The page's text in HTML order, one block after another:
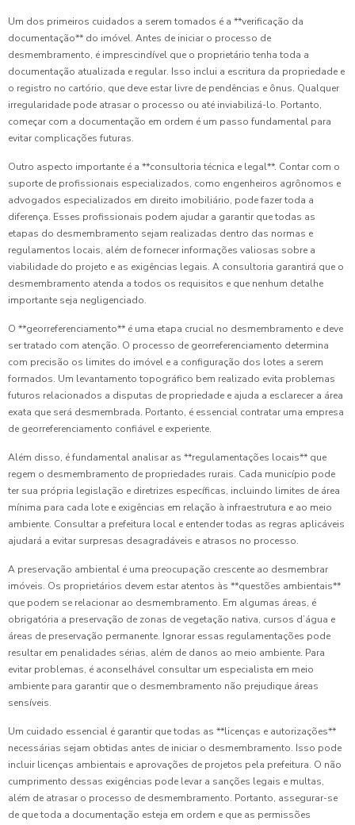
Um dos primeiros cuidados a serem tomados é a **verificação da
documentação** do imóvel. Antes de iniciar o processo de
desmembramento, é imprescindível que o proprietário tenha toda a
documentação atualizada e regular. Isso inclui a escritura da propriedade e
o registro no cartório, que deve estar livre de pendências e ônus. Qualquer
irregularidade pode atrasar o processo ou até inviabilizá-lo. Portanto,
começar com a documentação em ordem é um passo fundamental para
evitar complicações futuras.
Outro aspecto importante é a **consultoria técnica e legal**. Contar com o
suporte de profissionais especializados, como engenheiros agrônomos e
advogados especializados em direito imobiliário, pode fazer toda a
diferença. Esses profissionais podem ajudar a garantir que todas as
etapas do desmembramento sejam realizadas dentro das normas e
regulamentos locais, além de fornecer informações valiosas sobre a
viabilidade do projeto e as exigências legais. A consultoria garantirá que o
desmembramento atenda a todos os requisitos e que nenhum detalhe
importante seja negligenciado.
O **georreferenciamento** é uma etapa crucial no desmembramento e deve
ser tratado com atenção. O processo de georreferenciamento determina
com precisão os limites do imóvel e a configuração dos lotes a serem
formados. Um levantamento topográfico bem realizado evita problemas
futuros relacionados a disputas de propriedade e ajuda a esclarecer a área
exata que será desmembrada. Portanto, é essencial contratar uma empresa
de georreferenciamento confiável e experiente.
Além disso, é fundamental analisar as **regulamentações locais** que
regem o desmembramento de propriedades rurais. Cada município pode
ter sua própria legislação e diretrizes específicas, incluindo limites de área
mínima para cada lote e exigências em relação à infraestrutura e ao meio
ambiente. Consultar a prefeitura local e entender todas as regras aplicáveis
ajudará a evitar surpresas desagradáveis e atrasos no processo.
A preservação ambiental é uma preocupação crescente ao desmembrar
imóveis. Os proprietários devem estar atentos às **questões ambientais**
que podem se relacionar ao desmembramento. Em algumas áreas, é
obrigatória a preservação de zonas de vegetação nativa, cursos d’água e
áreas de preservação permanente. Ignorar essas regulamentações pode
resultar em penalidades sérias, além de danos ao meio ambiente. Para
evitar problemas, é aconselhável consultar um especialista em meio
ambiente para garantir que o desmembramento não prejudique áreas
sensíveis.
Um cuidado essencial é garantir que todas as **licenças e autorizações**
necessárias sejam obtidas antes de iniciar o desmembramento. Isso pode
incluir licenças ambientais e aprovações de projetos pela prefeitura. O não
cumprimento dessas exigências pode levar a sanções legais e multas,
além de atrasar o processo de desmembramento. Portanto, assegurar-se
de que toda a documentação esteja em ordem e que as permissões